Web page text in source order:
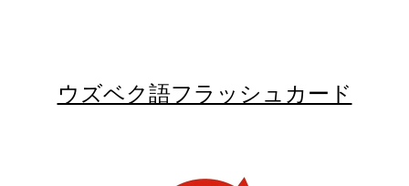
ウズベク語フラッシュカード